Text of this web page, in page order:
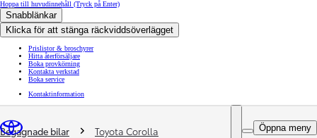
Hoppa till huvudinnehåll (Tryck på Enter)
Snabblänkar
Klicka för att stänga räckviddsöverlägget
Prislistor & broschyrer
Hitta återförsäljare
Boka provkörning
Kontakta verkstad
Boka service
Kontaktinformation
Öppna meny
You are here
Begagnade bilar Toyota Corolla